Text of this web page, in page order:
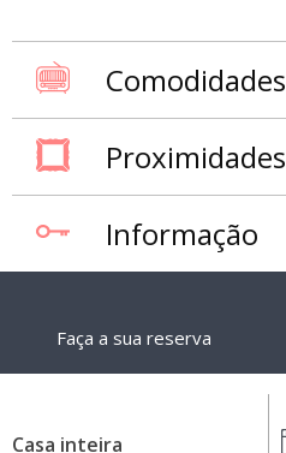
Comodidades
Proximidades
Informação
Faça a sua reserva
Casa inteira